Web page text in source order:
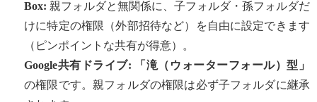
Box: 親フォルダと無関係に、子フォルダ・孫フォルダだ
けに特定の権限（外部招待など）を自由に設定できます
（ピンポイントな共有が得意）。
Google共有ドライブ:
「滝（ウォーターフォール）型」
の権限です。親フォルダの権限は必ず子フォルダに継承